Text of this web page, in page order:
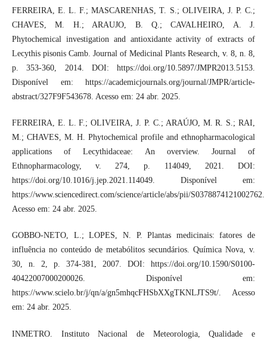
FERREIRA, E. L. F.; MASCARENHAS, T. S.; OLIVEIRA, J. P. C.;
CHAVES, M. H.; ARAUJO, B. Q.; CAVALHEIRO, A. J.
Phytochemical investigation and antioxidante activity of extracts of
Lecythis pisonis Camb. Journal of Medicinal Plants Research, v. 8, n. 8,
p. 353-360, 2014. DOI: https://doi.org/10.5897/JMPR2013.5153.
Disponível em: https://academicjournals.org/journal/JMPR/article-
abstract/327F9F543678. Acesso em: 24 abr. 2025.
FERREIRA, E. L. F.; OLIVEIRA, J. P. C.; ARAÚJO, M. R. S.; RAI,
M.; CHAVES, M. H. Phytochemical profile and ethnopharmacological
applications of Lecythidaceae: An overview. Journal of
Ethnopharmacology, v. 274, p. 114049, 2021. DOI:
https://doi.org/10.1016/j.jep.2021.114049. Disponível em:
https://www.sciencedirect.com/science/article/abs/pii/S0378874121002762.
Acesso em: 24 abr. 2025.
GOBBO-NETO, L.; LOPES, N. P. Plantas medicinais: fatores de
influência no conteúdo de metabólitos secundários. Química Nova, v.
30, n. 2, p. 374-381, 2007. DOI: https://doi.org/10.1590/S0100-
40422007000200026. Disponível em:
https://www.scielo.br/j/qn/a/gn5mhqcFHSbXXgTKNLJTS9t/. Acesso
em: 24 abr. 2025.
INMETRO. Instituto Nacional de Meteorologia, Qualidade e